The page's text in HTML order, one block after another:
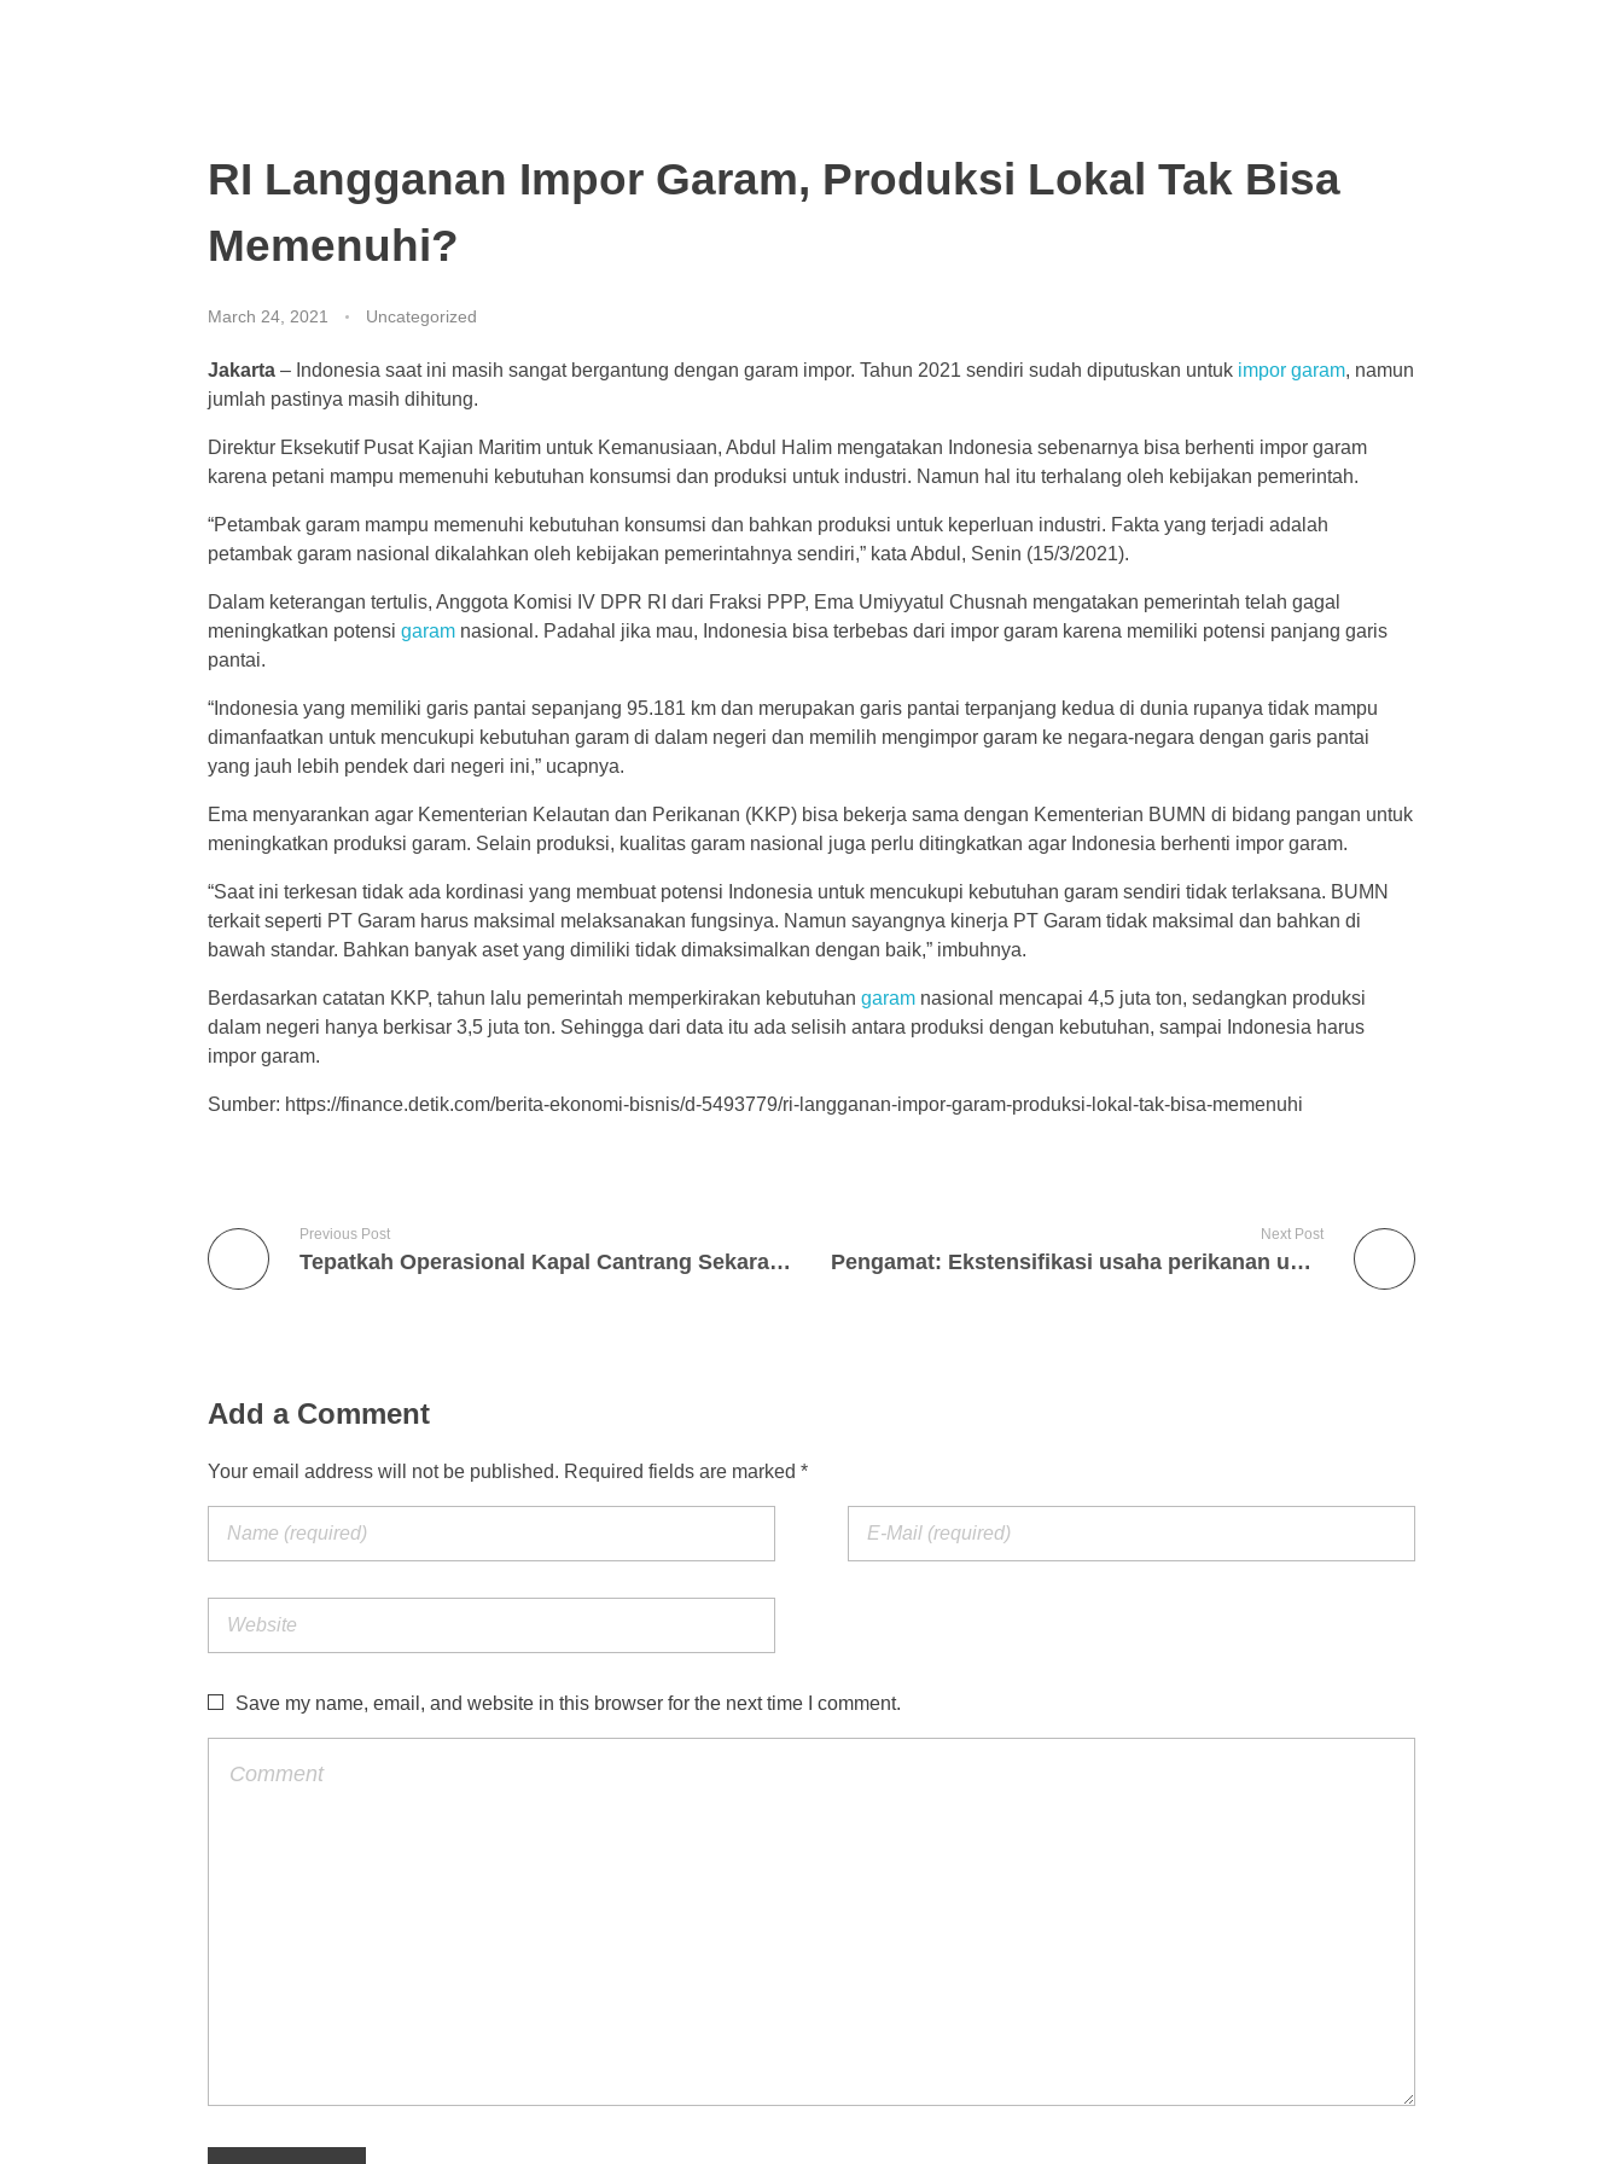
RI Langganan Impor Garam, Produksi Lokal Tak Bisa
Memenuhi?
March 24, 2021 Uncategorized
Jakarta – Indonesia saat ini masih sangat bergantung dengan garam impor. Tahun 2021 sendiri sudah diputuskan untuk impor garam, namun
jumlah pastinya masih dihitung.
Direktur Eksekutif Pusat Kajian Maritim untuk Kemanusiaan, Abdul Halim mengatakan Indonesia sebenarnya bisa berhenti impor garam
karena petani mampu memenuhi kebutuhan konsumsi dan produksi untuk industri. Namun hal itu terhalang oleh kebijakan pemerintah.
“Petambak garam mampu memenuhi kebutuhan konsumsi dan bahkan produksi untuk keperluan industri. Fakta yang terjadi adalah
petambak garam nasional dikalahkan oleh kebijakan pemerintahnya sendiri,” kata Abdul, Senin (15/3/2021).
Dalam keterangan tertulis, Anggota Komisi IV DPR RI dari Fraksi PPP, Ema Umiyyatul Chusnah mengatakan pemerintah telah gagal
meningkatkan potensi garam nasional. Padahal jika mau, Indonesia bisa terbebas dari impor garam karena memiliki potensi panjang garis
pantai.
“Indonesia yang memiliki garis pantai sepanjang 95.181 km dan merupakan garis pantai terpanjang kedua di dunia rupanya tidak mampu
dimanfaatkan untuk mencukupi kebutuhan garam di dalam negeri dan memilih mengimpor garam ke negara-negara dengan garis pantai
yang jauh lebih pendek dari negeri ini,” ucapnya.
Ema menyarankan agar Kementerian Kelautan dan Perikanan (KKP) bisa bekerja sama dengan Kementerian BUMN di bidang pangan untuk
meningkatkan produksi garam. Selain produksi, kualitas garam nasional juga perlu ditingkatkan agar Indonesia berhenti impor garam.
“Saat ini terkesan tidak ada kordinasi yang membuat potensi Indonesia untuk mencukupi kebutuhan garam sendiri tidak terlaksana. BUMN
terkait seperti PT Garam harus maksimal melaksanakan fungsinya. Namun sayangnya kinerja PT Garam tidak maksimal dan bahkan di
bawah standar. Bahkan banyak aset yang dimiliki tidak dimaksimalkan dengan baik,” imbuhnya.
Berdasarkan catatan KKP, tahun lalu pemerintah memperkirakan kebutuhan garam nasional mencapai 4,5 juta ton, sedangkan produksi
dalam negeri hanya berkisar 3,5 juta ton. Sehingga dari data itu ada selisih antara produksi dengan kebutuhan, sampai Indonesia harus
impor garam.
Sumber: https://finance.detik.com/berita-ekonomi-bisnis/d-5493779/ri-langganan-impor-garam-produksi-lokal-tak-bisa-memenuhi
Previous Post
Tepatkah Operasional Kapal Cantrang Sekarang?
Next Post
Pengamat: Ekstensifikasi usaha perikanan untuk kesejahteraan nelayan
Add a Comment
Your email address will not be published. Required fields are marked *
Save my name, email, and website in this browser for the next time I comment.